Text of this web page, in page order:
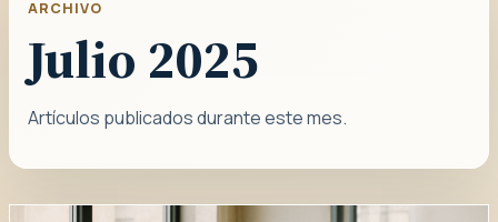
ARCHIVO
Julio 2025
Artículos publicados durante este mes.